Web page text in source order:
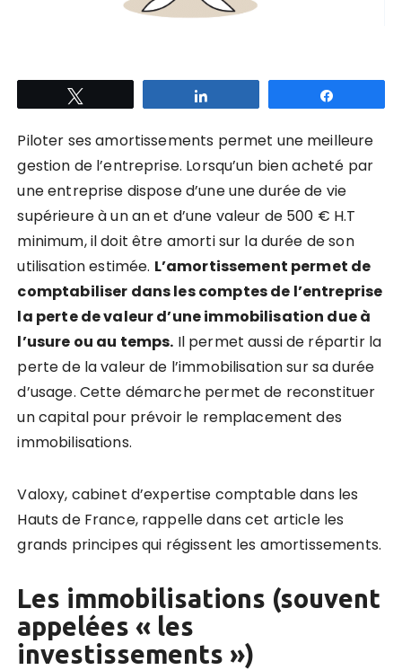
Piloter ses amortissements permet une meilleure
gestion de l’entreprise. Lorsqu’un bien acheté par
une entreprise dispose d’une une durée de vie
supérieure à un an et d’une valeur de 500 € H.T
minimum, il doit être amorti sur la durée de son
utilisation estimée. L’amortissement permet de
comptabiliser dans les comptes de l’entreprise
la perte de valeur d’une immobilisation due à
l’usure ou au temps. Il permet aussi de répartir la
perte de la valeur de l’immobilisation sur sa durée
d’usage. Cette démarche permet de reconstituer
un capital pour prévoir le remplacement des
immobilisations.
Valoxy, cabinet d’expertise comptable dans les
Hauts de France, rappelle dans cet article les
grands principes qui régissent les amortissements.
Les immobilisations (souvent
appelées « les
investissements »)